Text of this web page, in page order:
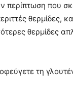
περίπτωση που
θερμίδες,
θερμίδες
τη